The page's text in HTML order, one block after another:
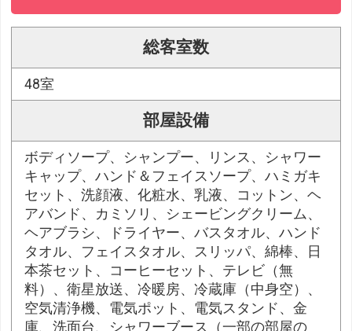
総客室数
48室
部屋設備
ボディソープ、シャンプー、リンス、シャワー
キャップ、ハンド＆フェイスソープ、ハミガキ
セット、洗顔液、化粧水、乳液、コットン、ヘ
アバンド、カミソリ、シェービングクリーム、
ヘアブラシ、ドライヤー、バスタオル、ハンド
タオル、フェイスタオル、スリッパ、綿棒、日
本茶セット、コーヒーセット、テレビ（無
料）、衛星放送、冷暖房、冷蔵庫（中身空）、
空気清浄機、電気ポット、電気スタンド、金
庫、洗面台、シャワーブース（一部の部屋の